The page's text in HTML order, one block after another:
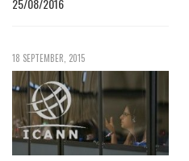
25/08/2016
18 SEPTEMBER, 2015